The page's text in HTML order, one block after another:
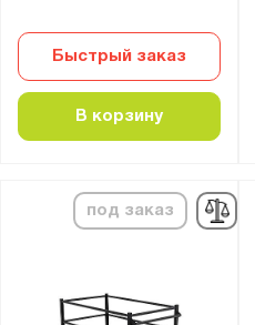
Быстрый заказ
В корзину
под заказ